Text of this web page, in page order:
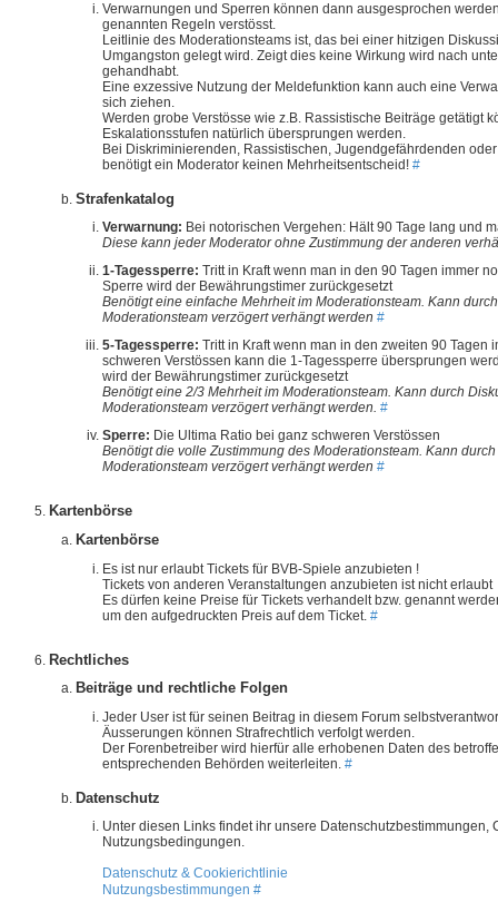
Verwarnungen und Sperren können dann ausgesprochen
genannten Regeln verstösst.
Leitlinie des Moderationsteams ist, das bei einer hitzigen
Umgangston gelegt wird. Zeigt dies keine Wirkung wird nach
gehandhabt.
Eine exzessive Nutzung der Meldefunktion kann auch eine
sich ziehen.
Werden grobe Verstösse wie z.B. Rassistische Beiträge getätigt
Eskalationsstufen natürlich übersprungen werden.
Bei Diskriminierenden, Rassistischen, Jugendgefährdenden
benötigt ein Moderator keinen Mehrheitsentscheid! #
Strafenkatalog
Verwarnung: Bei notorischen Vergehen: Hält 90 Tage lang und
Diese kann jeder Moderator ohne Zustimmung der anderen
1-Tagessperre: Tritt in Kraft wenn man in den 90 Tagen immer
Sperre wird der Bewährungstimer zurückgesetzt
Benötigt eine einfache Mehrheit im Moderationsteam. Kann
Moderationsteam verzögert verhängt werden #
5-Tagessperre: Tritt in Kraft wenn man in den zweiten 90 Tagen
schweren Verstössen kann die 1-Tagessperre übersprungen
wird der Bewährungstimer zurückgesetzt
Benötigt eine 2/3 Mehrheit im Moderationsteam. Kann durch
Moderationsteam verzögert verhängt werden. #
Sperre: Die Ultima Ratio bei ganz schweren Verstössen
Benötigt die volle Zustimmung des Moderationsteam. Kann
Moderationsteam verzögert verhängt werden #
Kartenbörse
Kartenbörse
Es ist nur erlaubt Tickets für BVB-Spiele anzubieten !
Tickets von anderen Veranstaltungen anzubieten ist nicht erlaubt
Es dürfen keine Preise für Tickets verhandelt bzw. genannt
um den aufgedruckten Preis auf dem Ticket. #
Rechtliches
Beiträge und rechtliche Folgen
Jeder User ist für seinen Beitrag in diesem Forum
Äusserungen können Strafrechtlich verfolgt werden.
Der Forenbetreiber wird hierfür alle erhobenen Daten des
entsprechenden Behörden weiterleiten. #
Datenschutz
Unter diesen Links findet ihr unsere Datenschutzbestimmungen,
Nutzungsbedingungen.
Datenschutz & Cookierichtlinie
Nutzungsbestimmungen #